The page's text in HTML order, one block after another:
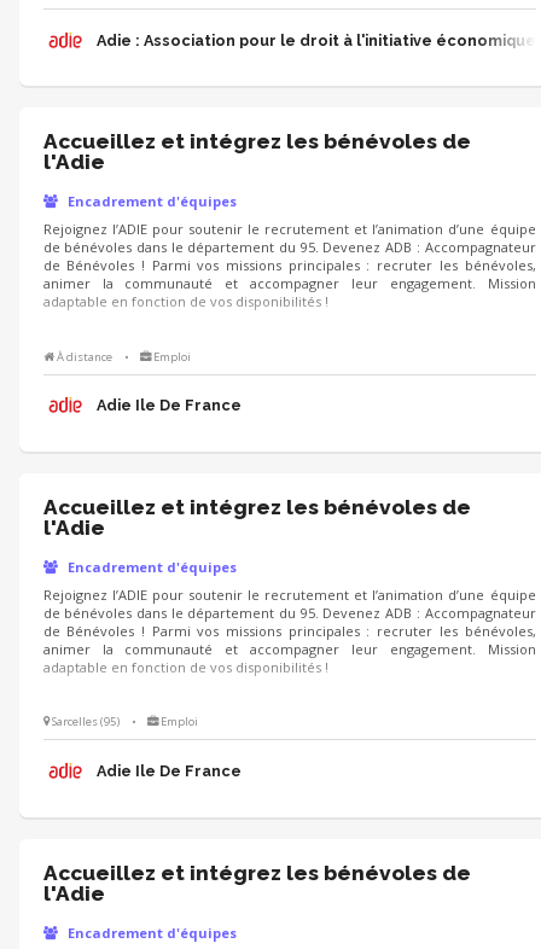
reconnu.
Adie : Association pour le droit à l'initiative économique
Accueillez et intégrez les bénévoles de
l'Adie
Encadrement d'équipes
Rejoignez l’ADIE pour soutenir le recrutement et l’animation d’une équipe
de bénévoles dans le département du 95. Devenez ADB : Accompagnateur
de Bénévoles ! Parmi vos missions principales : recruter les bénévoles,
animer la communauté et accompagner leur engagement. Mission
adaptable en fonction de vos disponibilités !
À distance • Emploi
Adie Ile De France
Accueillez et intégrez les bénévoles de
l'Adie
Encadrement d'équipes
Rejoignez l’ADIE pour soutenir le recrutement et l’animation d’une équipe
de bénévoles dans le département du 95. Devenez ADB : Accompagnateur
de Bénévoles ! Parmi vos missions principales : recruter les bénévoles,
animer la communauté et accompagner leur engagement. Mission
adaptable en fonction de vos disponibilités !
Sarcelles (95) • Emploi
Adie Ile De France
Accueillez et intégrez les bénévoles de
l'Adie
Encadrement d'équipes